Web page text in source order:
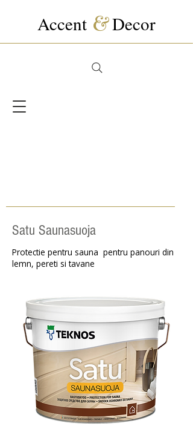
Accent &Decor
Satu Saunasuoja
Protectie pentru sauna pentru panouri din
lemn, pereti si tavane